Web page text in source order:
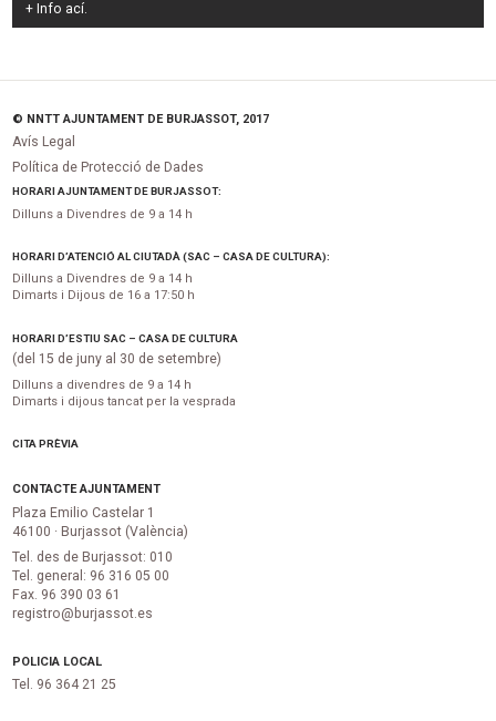
+ Info ací.
© NNTT AJUNTAMENT DE BURJASSOT, 2017
Avís Legal
Política de Protecció de Dades
HORARI AJUNTAMENT DE BURJASSOT:
Dilluns a Divendres de 9 a 14 h
HORARI D’ATENCIÓ AL CIUTADÀ (SAC – CASA DE CULTURA):
Dilluns a Divendres de 9 a 14 h
Dimarts i Dijous de 16 a 17:50 h
HORARI D’ESTIU SAC – CASA DE CULTURA
(del 15 de juny al 30 de setembre)
Dilluns a divendres de 9 a 14 h
Dimarts i dijous tancat per la vesprada
CITA PRÈVIA
CONTACTE AJUNTAMENT
Plaza Emilio Castelar 1
46100 · Burjassot (València)
Tel. des de Burjassot: 010
Tel. general: 96 316 05 00
Fax. 96 390 03 61
registro@burjassot.es
POLICIA LOCAL
Tel. 96 364 21 25